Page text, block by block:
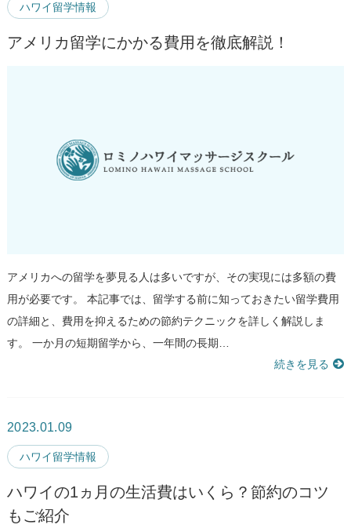
ハワイ留学情報
アメリカ留学にかかる費用を徹底解説！
アメリカへの留学を夢見る人は多いですが、その実現には多額の費
用が必要です。 本記事では、留学する前に知っておきたい留学費用
の詳細と、費用を抑えるための節約テクニックを詳しく解説しま
す。 一か月の短期留学から、一年間の長期…
続きを見る
2023.01.09
ハワイ留学情報
ハワイの1ヵ月の生活費はいくら？節約のコツ
もご紹介